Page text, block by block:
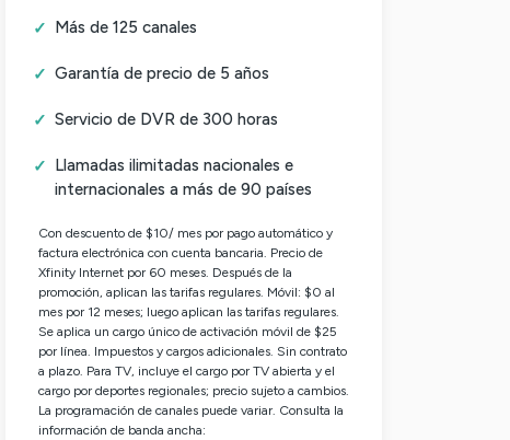
Más de 125 canales
Garantía de precio de 5 años
Servicio de DVR de 300 horas
Llamadas ilimitadas nacionales e
internacionales a más de 90 países
Con descuento de $10/ mes por pago automático y
factura electrónica con cuenta bancaria. Precio de
Xfinity Internet por 60 meses. Después de la
promoción, aplican las tarifas regulares. Móvil: $0 al
mes por 12 meses; luego aplican las tarifas regulares.
Se aplica un cargo único de activación móvil de $25
por línea. Impuestos y cargos adicionales. Sin contrato
a plazo. Para TV, incluye el cargo por TV abierta y el
cargo por deportes regionales; precio sujeto a cambios.
La programación de canales puede variar. Consulta la
información de banda ancha: